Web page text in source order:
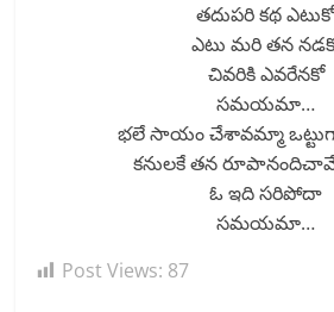
తదుపరి కథ
ఎటు మరి తన
చివరికి ఎవరేనకో
సమయమా…
భలే సాయం చేశావమ్మా
కనులకే తన రూపానందిచావే
ఓ ఇది సరిపోదా
సమయమా…
Post Views: 87